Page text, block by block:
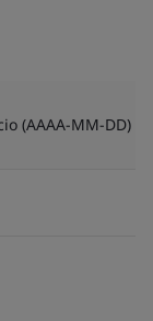
(AAAA-MM-DD)